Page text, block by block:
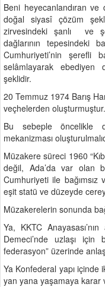
Beni heyecanlandıran ve
doğal siyasî çözüm
zirvesindeki şanlı ve
dağlarının tepesindeki
Cumhuriyeti’nin şerefli
selâmlayarak ebediyen
şeklidir.
20 Temmuz 1974 Barış
veçhelerden oluşturmuştur.
Bu sebeple öncelikle
mekanizması
Müzakere süreci 1960
değil, Ada’da var olan
Cumhuriyeti ile bağımsız
eşit statü ve düzeyde
Müzakerelerin sonunda
Ya, KKTC Anayasası’nın
Demeci’nde uzlaşı
federasyon” üzerinde
Ya Konfederal yapı içinde
yan yana yaşamaya karar